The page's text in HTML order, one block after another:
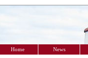
Home News